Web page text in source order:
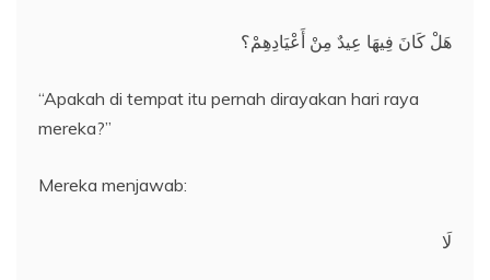
هَلْ كَانَ فِيهَا عِيدٌ مِنْ أَعْيَادِهِمْ؟
“Apakah di tempat itu pernah dirayakan hari raya
mereka?”
Mereka menjawab:
لَا